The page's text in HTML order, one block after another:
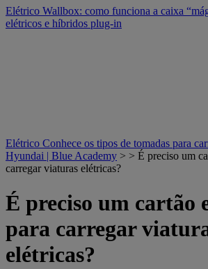
Elétrico Wallbox: como funciona a caixa
elétricos e híbridos plug-in
Elétrico Conhece os tipos de tomadas para
Hyundai | Blue Academy > > É preciso um
carregar viaturas elétricas?
É preciso um cartão
para carregar
elétricas?